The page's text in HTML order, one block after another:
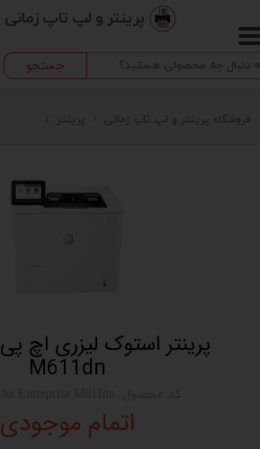
پرینتر و لپ تاپ زمانی
حساب کاربری من
تغییر گذر واژه
سفارشات
جستجو
فروشگاه پرینتر و لپ تاپ زمانی پرینتر
M611dn
اتمام موجودی